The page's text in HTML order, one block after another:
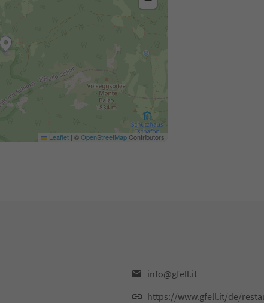
Leaflet | ©OpenStreetMapContributors
info@gfell.it
https://www.gfell.it/de/